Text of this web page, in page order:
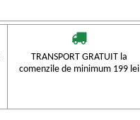
TRANSPORT GRATUIT la
comenzile de minimum 199 lei